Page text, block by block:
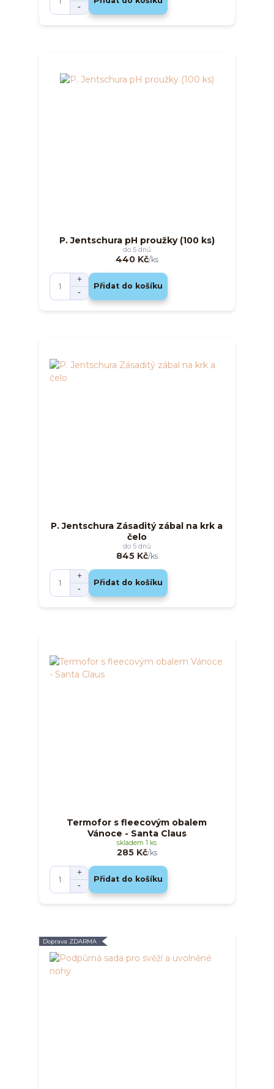
P. Jentschura pH proužky (100 ks)
440 Kč/ks
do 5 dnů
Přidat do košíku
P. Jentschura Zásaditý zábal na krk a
čelo
845 Kč/ks
do 5 dnů
Přidat do košíku
Termofor s fleecovým obalem
Vánoce - Santa Claus
285 Kč/ks
skladem 1 ks
Přidat do košíku
Doprava ZDARMA